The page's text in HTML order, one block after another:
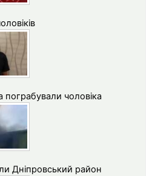
чоловіка
Дніпровський район